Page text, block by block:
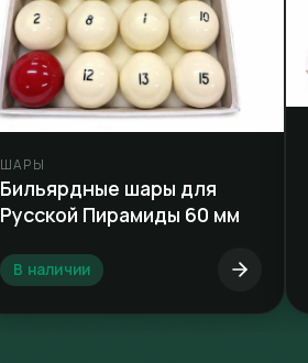
ШАРЫ
Бильярдные шары для
Русской Пирамиды 60 мм
В наличии